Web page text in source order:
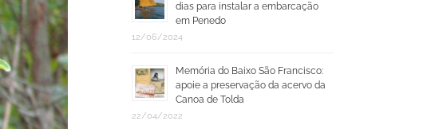
dias para instalar a embarcação
em Penedo
12/06/2024
Memória do Baixo São Francisco:
apoie a preservação da acervo da
Canoa de Tolda
22/04/2022